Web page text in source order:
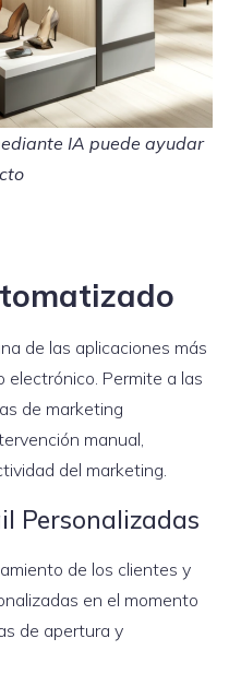
IA puede ayudar
de las aplicaciones más
electrónico. Permite a las
de marketing
manual,
del marketing.
Personalizadas
de los clientes y
en el momento
de apertura y